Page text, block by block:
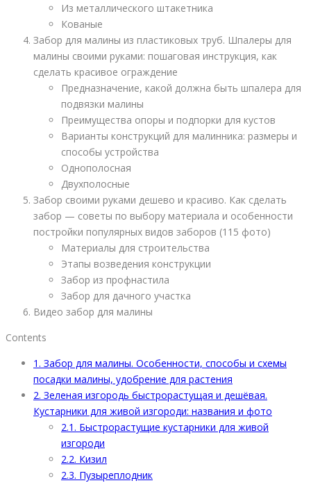
Из металлического штакетника
Кованые
Забор для малины из пластиковых труб. Шпалеры для
малины своими руками: пошаговая инструкция, как
сделать красивое ограждение
Предназначение, какой должна быть шпалера для
подвязки малины
Преимущества опоры и подпорки для кустов
Варианты конструкций для малинника: размеры и
способы устройства
Однополосная
Двухполосные
Забор своими руками дешево и красиво. Как сделать
забор — советы по выбору материала и особенности
постройки популярных видов заборов (115 фото)
Материалы для строительства
Этапы возведения конструкции
Забор из профнастила
Забор для дачного участка
Видео забор для малины
Contents
1. Забор для малины. Особенности, способы и схемы
посадки малины, удобрение для растения
2. Зеленая изгородь быстрорастущая и дешёвая.
Кустарники для живой изгороди: названия и фото
2.1. Быстрорастущие кустарники для живой
изгороди
2.2. Кизил
2.3. Пузыреплодник